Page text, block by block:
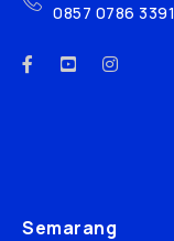
0857 0786 3391
Semarang